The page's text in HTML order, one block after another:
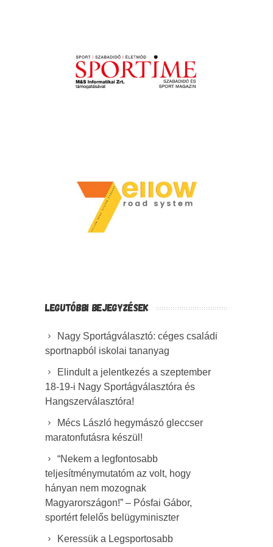
LEGUTÓBBI BEJEGYZÉSEK
Nagy Sportágválasztó: céges családi
sportnapból iskolai tananyag
Elindult a jelentkezés a szeptember
18-19-i Nagy Sportágválasztóra és
Hangszerválasztóra!
Mécs László hegymászó gleccser
maratonfutásra készül!
“Nekem a legfontosabb
teljesítménymutatóm az volt, hogy
hányan nem mozognak
Magyarországon!” – Pósfai Gábor,
sportért felelős belügyminiszter
Keressük a Legsportosabb